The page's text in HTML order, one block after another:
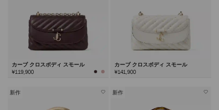
カーブ クロスボディ スモール
¥119,900
カーブ クロスボディ スモール
¥141,900
新作 新作